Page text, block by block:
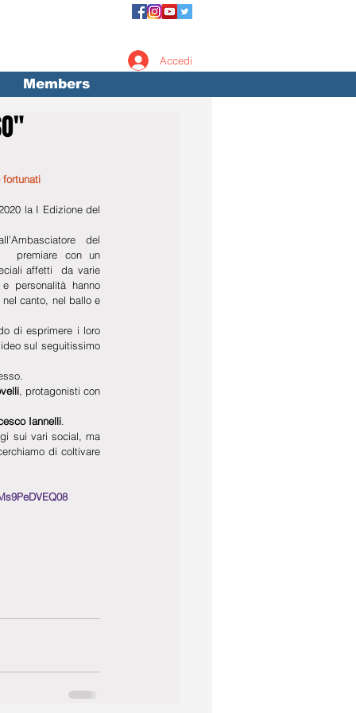
Members
Accedi
la I Edizione del
del
premiare con un
affetti  da varie
personalità hanno
canto, nel ballo e
di esprimere i loro
sul seguitissimo
, protagonisti con
Iannelli
sui vari social, ma
di coltivare